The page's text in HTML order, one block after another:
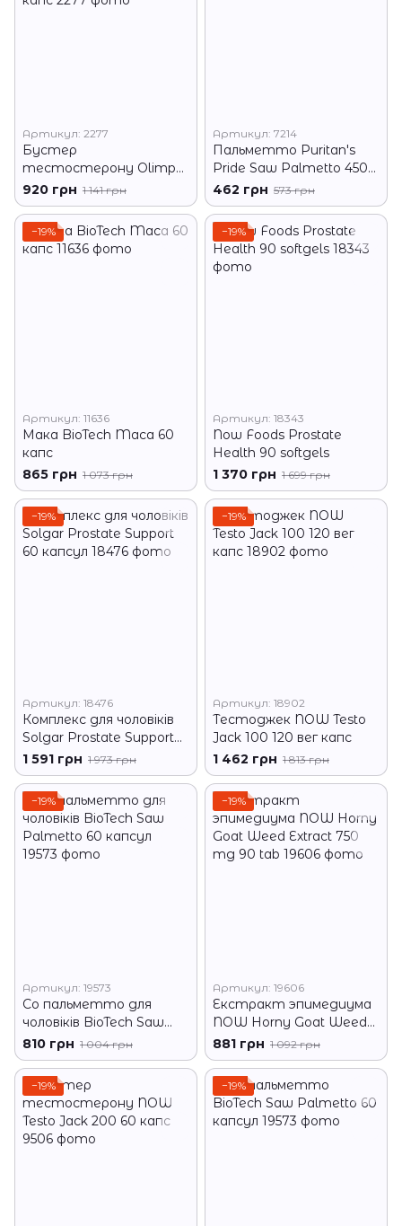
Артикул: 2277
Бустер
тестостерону Olimp
EREKTON OLIMP 30
капс
920 грн 1 141 грн
Артикул: 7214
Пальметто Puritan's
Pride Saw Palmetto 450
mg 100 капс
462 грн 573 грн
−19%
Артикул: 11636
Мака BioTech Maca 60
капс
865 грн 1 073 грн
−19%
Артикул: 18343
Now Foods Prostate
Health 90 softgels
1 370 грн 1 699 грн
−19%
Артикул: 18476
Комплекс для чоловіків
Solgar Prostate Support
60 капсул
1 591 грн 1 973 грн
−19%
Артикул: 18902
Тестоджек NOW Testo
Jack 100 120 вег капс
1 462 грн 1 813 грн
−19%
Артикул: 19573
Со пальметто для
чоловіків BioTech Saw
Palmetto 60 капсул
810 грн 1 004 грн
−19%
Артикул: 19606
Екстракт эпимедиума
NOW Horny Goat Weed
Extract 750 mg 90 tab
881 грн 1 092 грн
−19% −19%